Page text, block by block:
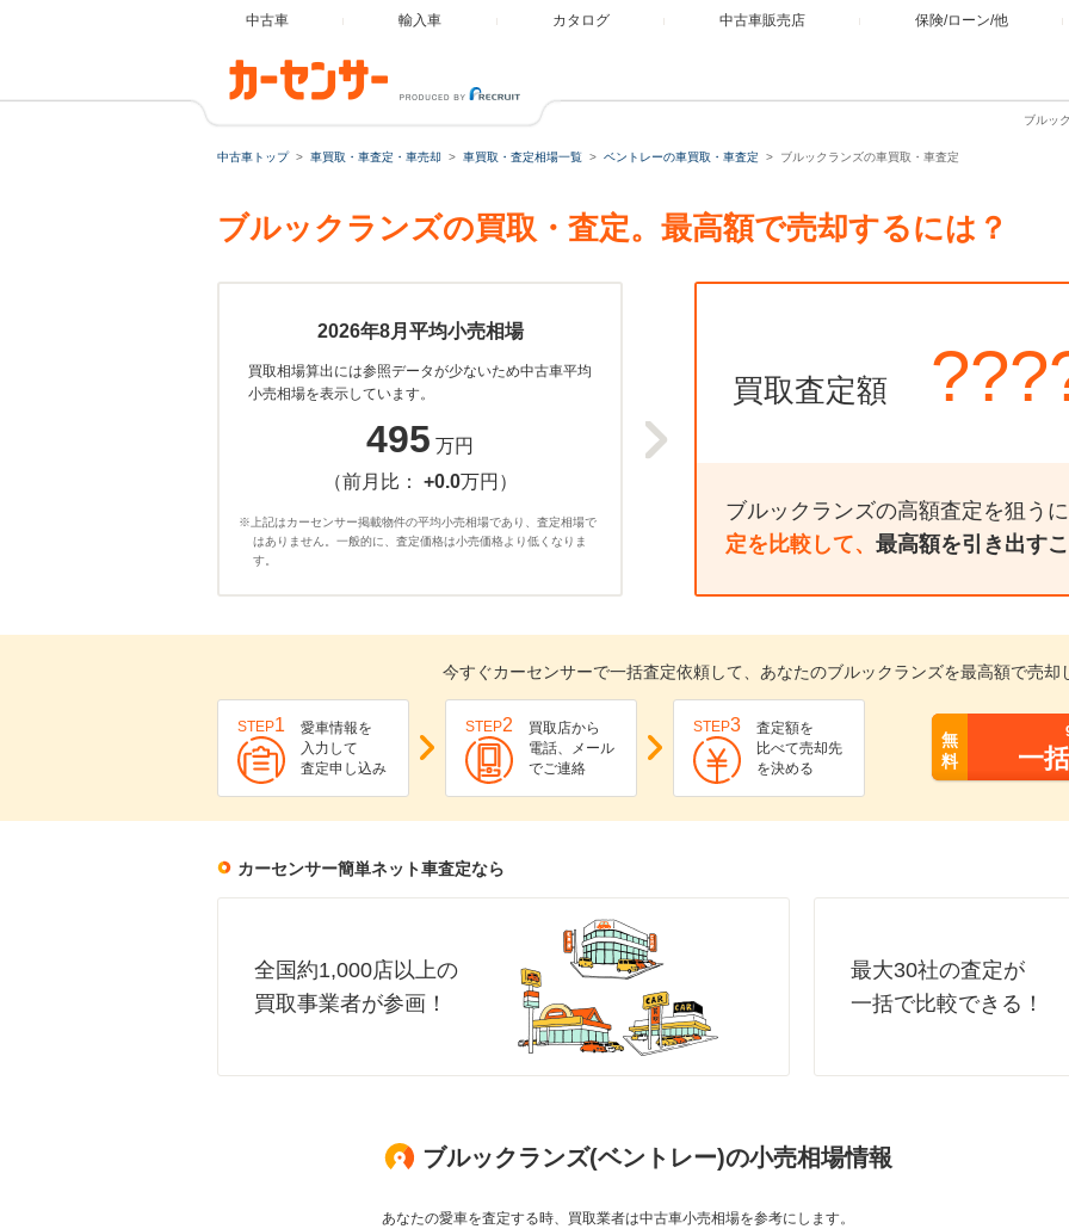
中古車 輸入車 カタログ 中古車販売店 保険/ローン/他
ブルッ
中古車トップ 車買取・車査定・車売却 車買取・査定相場一覧 ベントレーの車買取・車査定 ブルックランズの車買取・車査定
ブルックランズの買取・査定。最高額で売却するには？
2026年8月平均小売相場
買取相場算出には参照データが少ないため中古車平均
小売相場を表示しています。
495 万円
（前月比： +0.0万円）
※上記はカーセンサー掲載物件の平均小売相場であり、査定相場で
はありません。一般的に、査定価格は小売価格より低くなりま
す。
買取査定額
ブルックランズの高額査定を狙うに
定を比較して、 最高額を引き出す
今すぐカーセンサーで一括査定依頼して、あなたのブルックランズを最高額で売却
STEP1
愛車情報を
入力して
査定申し込み
STEP2
買取店から
電話、メール
でご連絡
STEP3
査定額を
比べて売却先
を決める
無
料
一
カーセンサー簡単ネット車査定なら
全国約1,000店以上の
買取事業者が参画！
最大30社の査定が
一括で比較できる！
ブルックランズ(ベントレー)の小売相場情報
あなたの愛車を査定する時、買取業者は中古車小売相場を参考にします。